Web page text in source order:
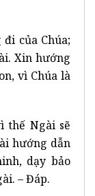
của Chúa;
Xin hướng
vì Chúa là
thế Ngài sẽ
hướng dẫn
dạy bảo
– Đáp.